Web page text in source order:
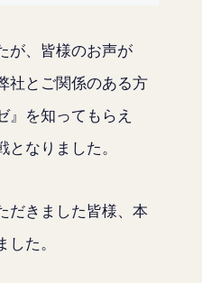
が、皆様のお声が
社とご関係のある方
』を知ってもらえ
なりました。
だきました皆様、本
た。